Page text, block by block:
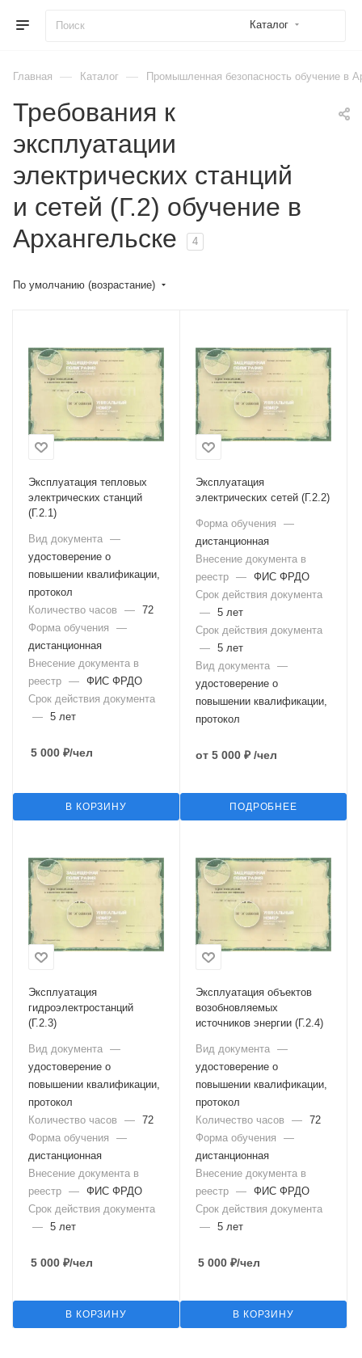
Каталог
Главная — Каталог — Промышленная безопасность обучение в
Требования к
эксплуатации
электрических станций
и сетей (Г.2) обучение в
Архангельске
4
По умолчанию (возрастание)
Эксплуатация тепловых
электрических станций
(Г.2.1)
Вид документа —
удостоверение о
повышении квалификации,
протокол
Количество часов
— 72
Форма обучения
—
дистанционная
Внесение документа в
реестр — ФИС ФРДО
Срок действия документа
— 5 лет
5 000 ₽/чел
В КОРЗИНУ
Эксплуатация
электрических сетей (Г.2.2)
Форма обучения
—
дистанционная
Внесение документа в
реестр — ФИС ФРДО
Срок действия документа
— 5 лет
Срок действия документа
— 5 лет
Вид документа —
удостоверение о
повышении квалификации,
протокол
от 5 000 ₽ /чел
ПОДРОБНЕЕ
Эксплуатация
гидроэлектростанций
(Г.2.3)
Вид документа —
удостоверение о
повышении квалификации,
протокол
Количество часов
— 72
Форма обучения
—
дистанционная
Внесение документа в
реестр — ФИС ФРДО
Срок действия документа
— 5 лет
5 000 ₽/чел
В КОРЗИНУ
Эксплуатация объектов
возобновляемых
источников энергии (Г.2.4)
Вид документа —
удостоверение о
повышении квалификации,
протокол
Количество часов
— 72
Форма обучения
—
дистанционная
Внесение документа в
реестр — ФИС ФРДО
Срок действия документа
— 5 лет
5 000 ₽/чел
В КОРЗИНУ